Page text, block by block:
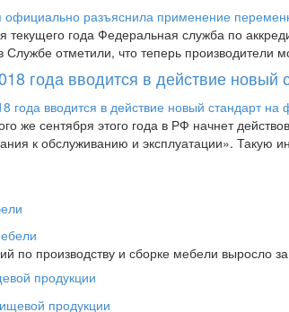
текущего года Федеральная служба по
Службе отметили, что теперь
года вводится в действие
же сентября этого года в РФ начнет
к обслуживанию и эксплуатации».
по производству и сборке мебели выросло
продукции